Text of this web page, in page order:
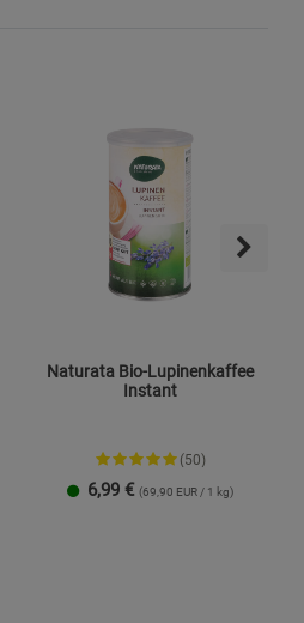
Naturata Bio-Lupinenkaffee
Instant
(50)
6,99 € (69,90 EUR / 1 kg)